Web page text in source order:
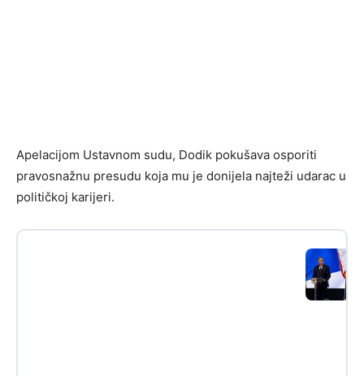
Apelacijom Ustavnom sudu, Dodik pokušava osporiti
pravosnažnu presudu koja mu je donijela najteži udarac u
političkoj karijeri.